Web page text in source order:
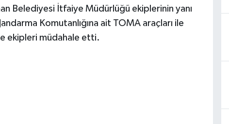
Belediyesi İtfaiye Müdürlüğü ekiplerinin yanı
Komutanlığına ait TOMA araçları ile
ekipleri müdahale etti.